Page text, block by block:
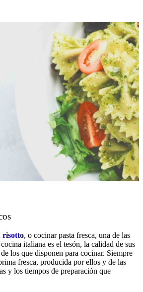
risotto, o cocinar pasta fresca, una de las
italiana es el tesón, la calidad de sus
los que disponen para cocinar. Siempre
fresca, producida por ellos y de las
y los tiempos de preparación que